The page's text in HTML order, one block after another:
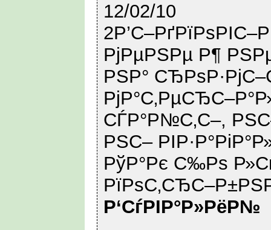
12/02/10
РјРµРЅРµ Р¶
РЅР°
СЃР°Р№С‚С–,
РЅС–
РўР°Рє С‰Рѕ
Р‘СѓРІР°Р»РёР№